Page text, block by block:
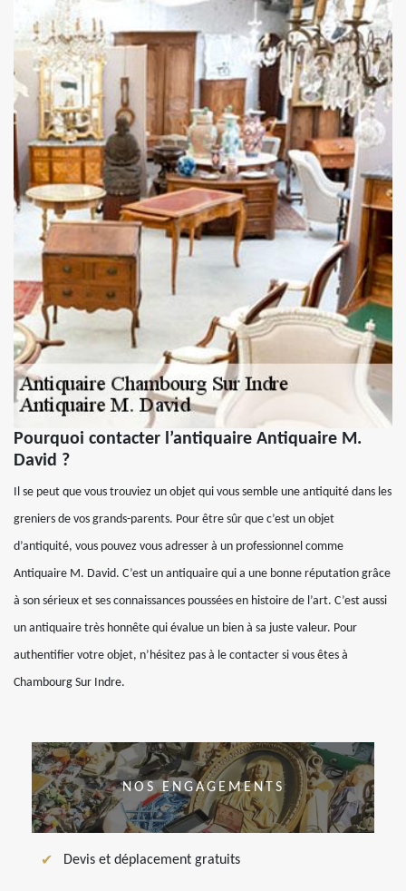
Pourquoi contacter l’antiquaire Antiquaire M.
David ?
Il se peut que vous trouviez un objet qui vous semble une antiquité dans les
greniers de vos grands-parents. Pour être sûr que c’est un objet
d’antiquité, vous pouvez vous adresser à un professionnel comme
Antiquaire M. David. C’est un antiquaire qui a une bonne réputation grâce
à son sérieux et ses connaissances poussées en histoire de l’art. C’est aussi
un antiquaire très honnête qui évalue un bien à sa juste valeur. Pour
authentifier votre objet, n’hésitez pas à le contacter si vous êtes à
Chambourg Sur Indre.
NOS ENGAGEMENTS
Devis et déplacement gratuits